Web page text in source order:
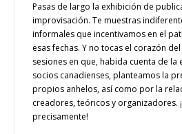
Pasas de largo la exhibición de
improvisación. Te muestras
informales que incentivamos en el
esas fechas. Y no tocas el corazón
sesiones en que, habida cuenta de
socios canadienses, planteamos la
propios anhelos, así como por la
creadores, teóricos y organizadores.
precisamente!